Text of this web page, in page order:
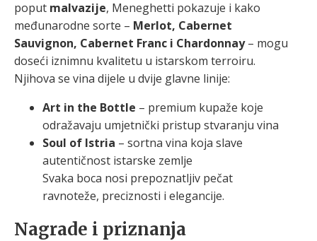
poput malvazije, Meneghetti pokazuje i kako
međunarodne sorte – Merlot, Cabernet
Sauvignon, Cabernet Franc i Chardonnay– mogu
doseći iznimnu kvalitetu u istarskom terroiru.
Njihova se vina dijele u dvije glavne linije:
Art in the Bottle – premium kupaže koje
odražavaju umjetnički pristup stvaranju vina
Soul of Istria – sortna vina koja slave
autentičnost istarske zemlje
Svaka boca nosi prepoznatljiv pečat
ravnoteže, preciznosti i elegancije.
Nagrade i priznanja